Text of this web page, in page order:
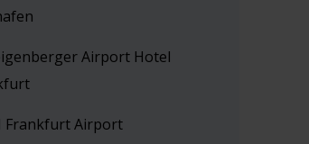
Airport Hotel
Frankfurt Airport